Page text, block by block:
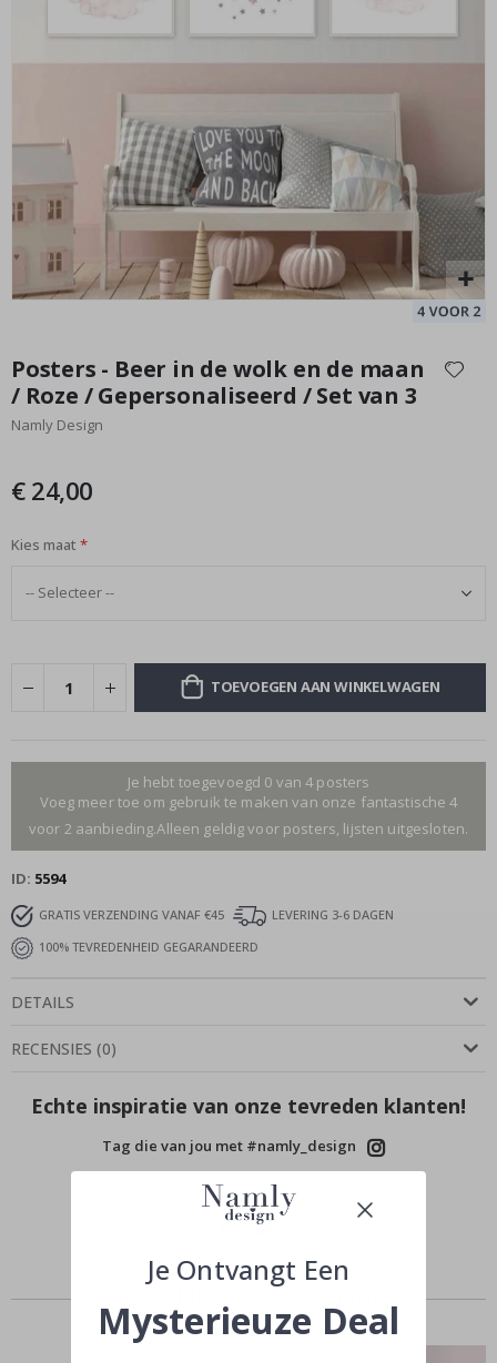
Special
Price
17,00 €
het
begin
van
gallerij
Posters - Beer in de wolk en de maan
/ Roze / Gepersonaliseerd / Set van 3
Namly Design
€ 24,00
Kies maat
TOEVOEGEN AAN WINKELWAGEN
Je hebt toegevoegd 0 van 4 posters
Voeg meer toe om gebruik te maken van onze fantastische 4
voor 2 aanbieding.Alleen geldig voor posters, lijsten uitgesloten.
ID 5594
GRATIS VERZENDING VANAF €45
LEVERING 3-6 DAGEN
100% TEVREDENHEID GEGARANDEERD
DETAILS
RECENSIES (0)
Echte inspiratie van onze tevreden klanten!
Tag die van jou met #namly_design
Vergelijkbare producten
Je Ontvangt Een
Mysterieuze Deal